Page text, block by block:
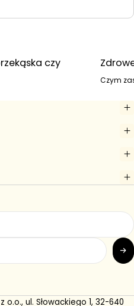
czy
Czym
o.o., ul. Słowackiego 1, 32-640